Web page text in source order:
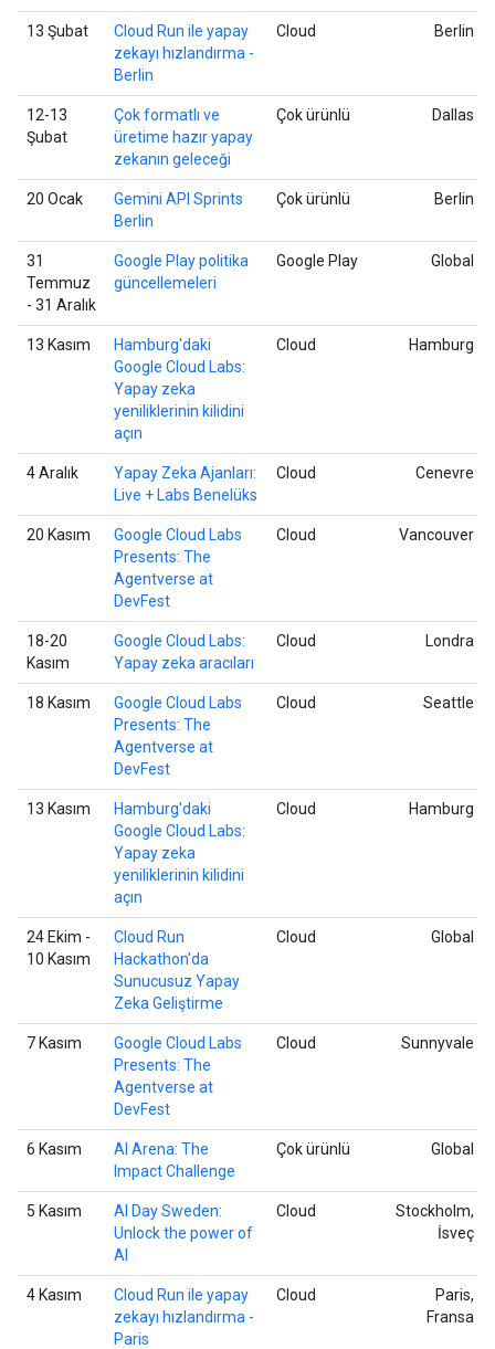
13 Şubat
Cloud Run ile yapay
zekayı hızlandırma -
Berlin
Cloud Berlin
12-13
Şubat
Çok formatlı ve
üretime hazır yapay
zekanın geleceği
Çok ürünlü Dallas
20 Ocak
Gemini API Sprints
Berlin
Çok ürünlü Berlin
31
Temmuz
- 31 Aralık
Google Play politika
güncellemeleri
Google Play Global
13 Kasım
Hamburg'daki
Google Cloud Labs:
Yapay zeka
yeniliklerinin kilidini
açın
Cloud Hamburg
4 Aralık
Yapay Zeka Ajanları:
Live + Labs Benelüks
Cloud Cenevre
20 Kasım
Google Cloud Labs
Presents: The
Agentverse at
DevFest
Cloud Vancouver
18-20
Kasım
Google Cloud Labs:
Yapay zeka aracıları
Cloud Londra
18 Kasım
Google Cloud Labs
Presents: The
Agentverse at
DevFest
Cloud Seattle
13 Kasım
Hamburg'daki
Google Cloud Labs:
Yapay zeka
yeniliklerinin kilidini
açın
Cloud Hamburg
24 Ekim -
10 Kasım
Cloud Run
Hackathon'da
Sunucusuz Yapay
Zeka Geliştirme
Cloud Global
7 Kasım
Google Cloud Labs
Presents: The
Agentverse at
DevFest
Cloud Sunnyvale
6 Kasım
AI Arena: The
Impact Challenge
Çok ürünlü Global
5 Kasım
AI Day Sweden:
Unlock the power of
AI
Cloud
Stockholm,
İsveç
4 Kasım
Cloud Run ile yapay
zekayı hızlandırma -
Paris
Cloud
Paris,
Fransa